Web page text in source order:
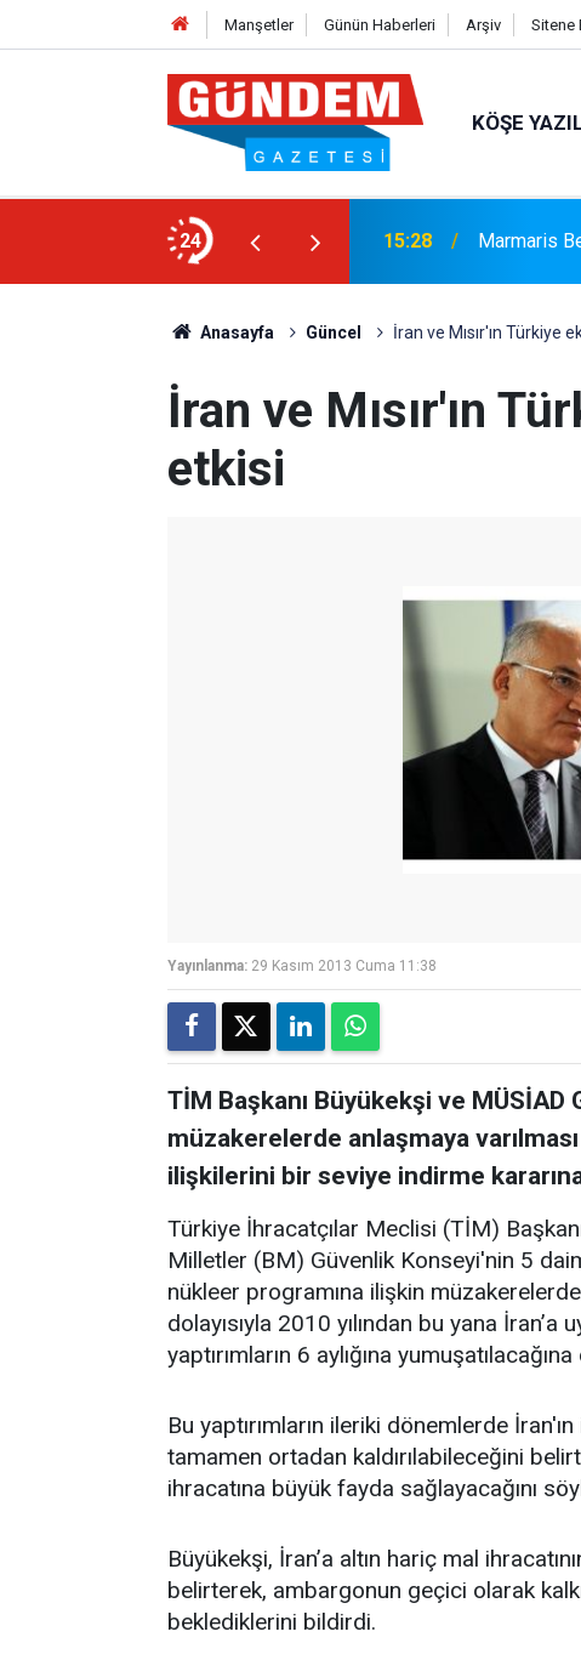
Manşetler Günün Haberleri Arşiv Sitene
KÖŞE
24 15:00
Bekleniyor
Anasayfa Güncel İran ve Mısır'ın Türkiye
İran ve Mısır'ın
etkisi
Yayınlanma: 29 Kasım 2013 Cuma 11:38
TİM Başkanı Büyükekşi ve MÜSİAD
müzakerelerde anlaşmaya
ilişkilerini bir seviye indirme
Türkiye İhracatçılar Meclisi (TİM)
Milletler (BM) Güvenlik Konseyi'nin 5
nükleer programına ilişkin müzakerelerde
dolayısıyla 2010 yılından bu yana
yaptırımların 6 aylığına
Bu yaptırımların ileriki dönemlerde
tamamen ortadan kaldırılabileceğini
ihracatına büyük fayda sağlayacağını
Büyükekşi, İran’a altın hariç mal
belirterek, ambargonun geçici olarak
beklediklerini bildirdi.